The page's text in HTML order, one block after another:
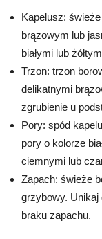
Kapelusz:
brązowym lub
białymi lub
Trzon: trzon
delikatnymi
zgrubienie u
Pory: spód
pory o kolorze
ciemnymi lub
Zapach: świeże
grzybowy.
braku zapachu.